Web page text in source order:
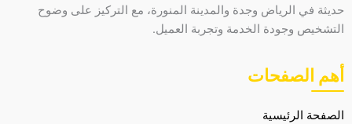
حديثة في الرياض وجدة والمدينة المنورة، مع التركيز على وضوح
التشخيص وجودة الخدمة وتجربة العميل.
أهم الصفحات
الصفحة الرئيسية